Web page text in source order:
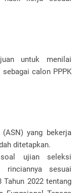
untuk menilai
calon PPPK
yang bekerja
ditetapkan.
ujian seleksi
sesuai
Tahun 2022 tentang